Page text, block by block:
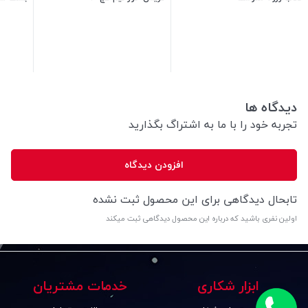
دیدگاه ها
تجربه خود را با ما به اشتراگ بگذارید
افزودن دیدگاه
تابحال دیدگاهی برای این محصول ثبت نشده
اولین نفری باشید که درباره این محصول دیدگاهی ثبت میکند
ابزار شکاری خدمات مشتریان